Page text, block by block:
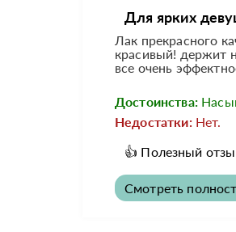
Для ярких
Лак прекрасного
красивый! держит
все очень
Достоинства:
Недостатки: Нет.
👍 Полезный
Смотреть